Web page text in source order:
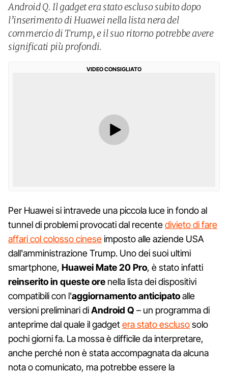
Android Q. Il gadget era stato escluso subito dopo
l’inserimento di Huawei nella lista nera del
commercio di Trump, e il suo ritorno potrebbe avere
significati più profondi.
VIDEO CONSIGLIATO
Per Huawei si intravede una piccola luce in fondo al
tunnel di problemi provocati dal recentedivieto di fare
affari col colosso cineseimposto alle aziende USA
dall'amministrazione Trump. Uno dei suoi ultimi
smartphone, Huawei Mate 20 Pro, è stato infatti
reinserito in queste ore nella lista dei dispositivi
compatibili con l'aggiornamento anticipatoalle
versioni preliminari diAndroid Q – un programma di
anteprime dal quale il gadgetera stato esclusosolo
pochi giorni fa. La mossa è difficile da interpretare,
anche perché non è stata accompagnata da alcuna
nota o comunicato, ma potrebbe essere la